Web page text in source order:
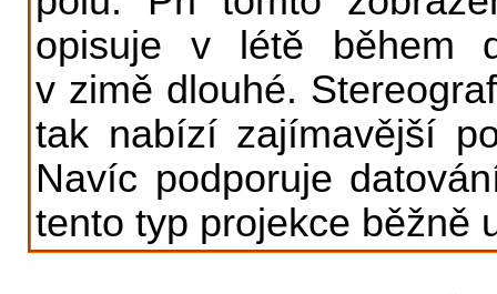
opisuje v létě během
v zimě dlouhé.
tak nabízí zajímavější
Navíc podporuje
tento typ projekce běžně